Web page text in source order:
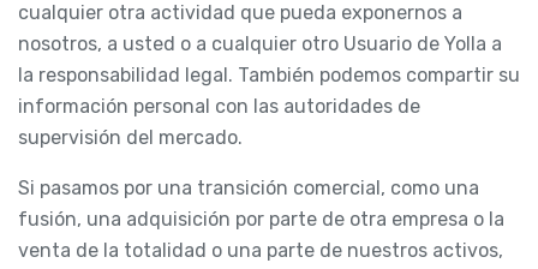
cualquier otra actividad que pueda exponernos a
nosotros, a usted o a cualquier otro Usuario de Yolla a
la responsabilidad legal. También podemos compartir su
información personal con las autoridades de
supervisión del mercado.
Si pasamos por una transición comercial, como una
fusión, una adquisición por parte de otra empresa o la
venta de la totalidad o una parte de nuestros activos,